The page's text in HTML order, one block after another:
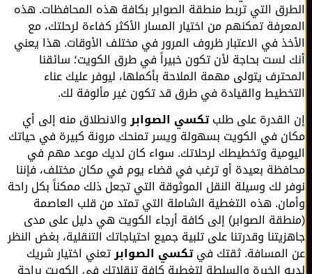
التي تربط منطقة الصوابر بكافة هذه المحافظات. هذه
تمكنهم من اختيار المسار الأكثر كفاءة لرحلتك، مع
في الاعتبار ظروف المرور في مختلف الأوقات. هذا يعني
لست بحاجة لأن تكون خبيراً في طرق الكويت؛ سائقنا
يتولى مهمة الملاحة بأكملها، ليوفر عليك عناء
والقيادة في طرق قد تكون غير مألوفة لك.
على طلبتكسي الصوابروالانطلاق منه إلى أي
في الكويت بسهولة ويسر تمنحك مرونة كبيرة في حياتك
وتخطيطك لرحلاتك. سواء كان لديك موعد مهم في
بعيدة أو ترغب في قضاء يوم في مكان مختلف، فإننا
لك وسيلة النقل الموثوقة التي تجعل ذلك ممكناً بكل راحة
هذه التغطية الشاملة التي تمتد من قلب العاصمة
الصوابر) إلى كافة أرجاء الكويت هي دليل على مدى
وقدرتنا على تلبية جميع احتياجاتك التنقلية، بغض النظر
ثقتك في تكسي الصوابرتعني اختيار شريك